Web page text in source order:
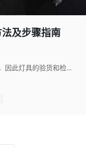
及步骤指南
灯具是家家户户生活中不可或缺的必需品，因此灯具的验货和检测就显得尤为重要。那么灯具怎么验货呢？本文将为大家详细介绍一下灯具验货的方法及步骤指南。